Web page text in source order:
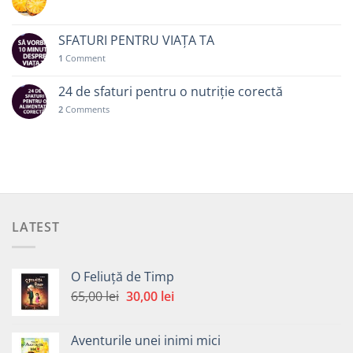
SFATURI PENTRU VIAȚA TA
1 Comment
24 de sfaturi pentru o nutriție corectă
2 Comments
LATEST
O Feliuță de Timp
65,00lei Prețul
fost:
30,00 leiPrețul
30,00 lei.
Aventurile unei inimi mici